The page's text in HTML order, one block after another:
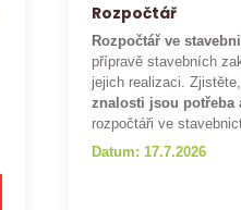
Rozpočtář
Rozpočtář ve
přípravě stavebních
jejich realizaci.
znalosti jsou potřeba
rozpočtáři ve
Datum: 17.7.2026